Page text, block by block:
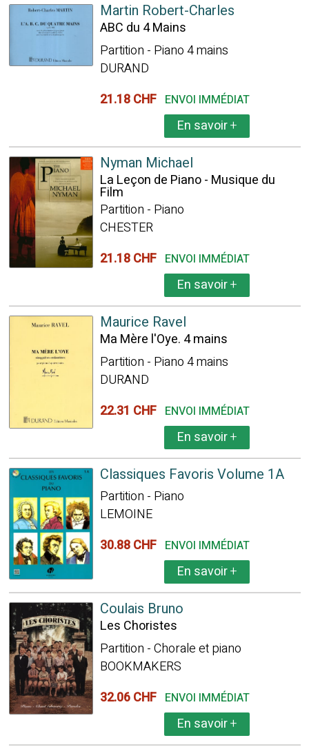
Martin Robert-Charles
ABC du 4 Mains
Partition - Piano 4 mains
DURAND
21.18 CHF ENVOI IMMÉDIAT
En savoir+
Nyman Michael
La Leçon de Piano - Musique du
Film
Partition - Piano
CHESTER
21.18 CHF ENVOI IMMÉDIAT
En savoir+
Maurice Ravel
Ma Mère l'Oye. 4 mains
Partition - Piano 4 mains
DURAND
22.31 CHF ENVOI IMMÉDIAT
En savoir+
Classiques Favoris Volume 1A
Partition - Piano
LEMOINE
30.88 CHF ENVOI IMMÉDIAT
En savoir+
Coulais Bruno
Les Choristes
Partition - Chorale et piano
BOOKMAKERS
32.06 CHF ENVOI IMMÉDIAT
En savoir+